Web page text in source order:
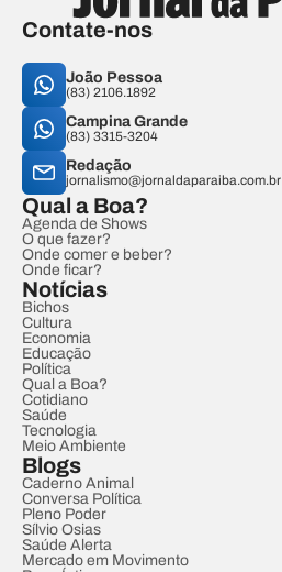
Contate-nos
João Pessoa
(83) 2106.1892
Campina Grande
(83) 3315-3204
Redação
jornalismo@jornaldaparaiba.com.br
Qual a Boa?
Agenda de Shows
O que fazer?
Onde comer e beber?
Onde ficar?
Notícias
Bichos
Cultura
Economia
Educação
Política
Qual a Boa?
Cotidiano
Saúde
Tecnologia
Meio Ambiente
Blogs
Caderno Animal
Conversa Política
Pleno Poder
Sílvio Osias
Saúde Alerta
Mercado em Movimento